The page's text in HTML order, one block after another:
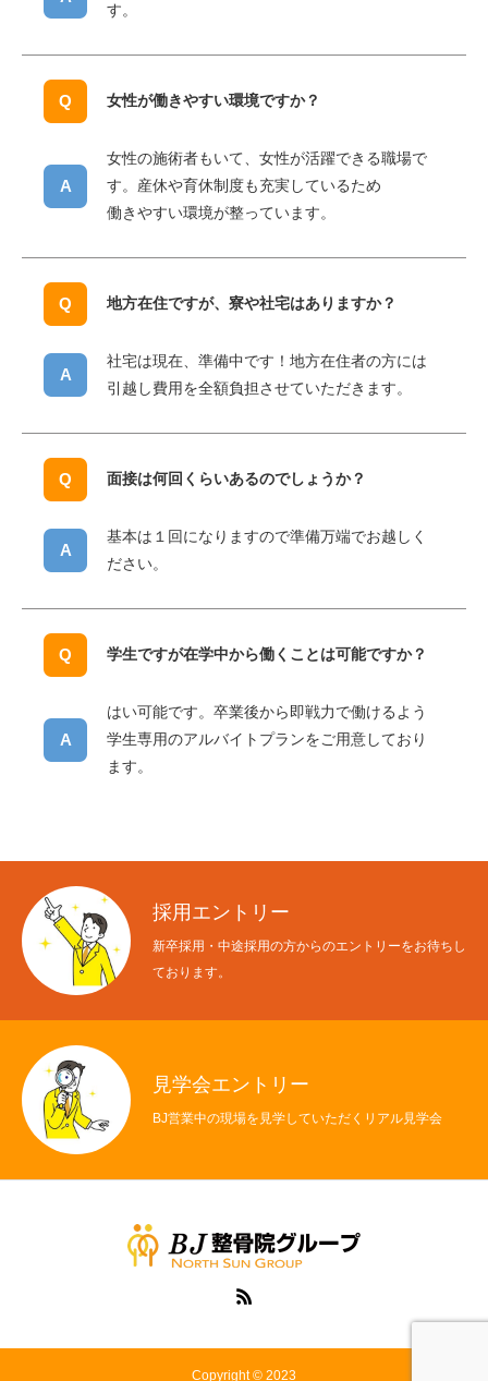
BUSINESS
EMPLOYMENT
BLOG BJブログ
ENTRY エントリー
す。
女性が働きやすい環境ですか？
女性の施術者もいて、女性が活躍できる職場で
す。産休や育休制度も充実しているため
働きやすい環境が整っています。
地⽅在住ですが、寮や社宅はありますか？
社宅は現在、準備中です！地方在住者の方には
引越し費用を全額負担させていただきます。
⾯接は何回くらいあるのでしょうか？
基本は１回になりますので準備万端でお越しく
ださい。
学生ですが在学中から働くことは可能ですか？
はい可能です。卒業後から即戦力で働けるよう
学生専用のアルバイトプランをご用意しており
ます。
採用エントリー
新卒採用・中途採用の方からのエントリーをお待ちし
ております。
見学会エントリー
BJ営業中の現場を見学していただくリアル見学会
Copyright © 2023